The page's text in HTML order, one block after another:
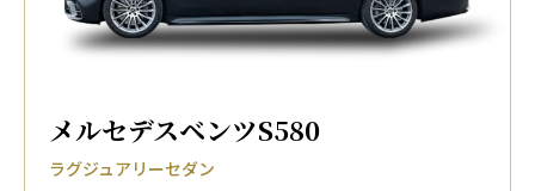
メルセデスベンツS580
ラグジュアリーセダン